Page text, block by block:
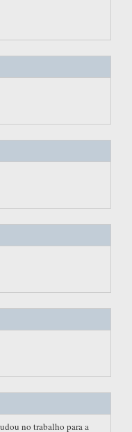
no trabalho para a